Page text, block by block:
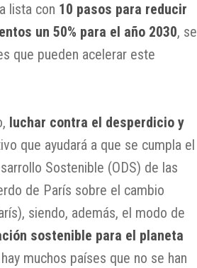
lista con 10 pasos para reducir
un 50% para el año 2030, se
que pueden acelerar este
luchar contra el desperdicio y
que ayudará a que se cumpla el
Sostenible (ODS) de las
de París sobre el cambio
siendo, además, el modo de
sostenible para el planeta
muchos países que no se han